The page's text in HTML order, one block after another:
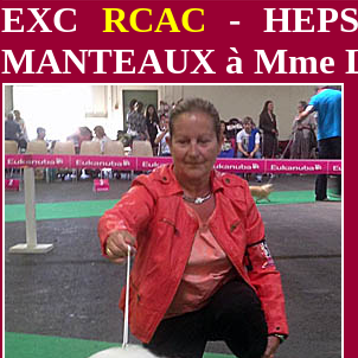
EXC RCAC -
MANTEAUX à Mme